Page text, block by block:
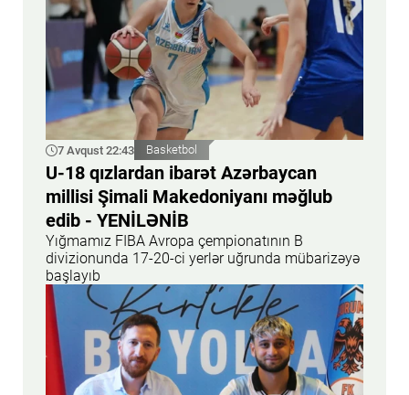
7 Avqust 22:43 Basketbol
U-18 qızlardan ibarət Azərbaycan
millisi Şimali Makedoniyanı məğlub
edib - YENİLƏNİB
Yığmamız FIBA Avropa çempionatının B
divizionunda 17-20-ci yerlər uğrunda mübarizəyə
başlayıb